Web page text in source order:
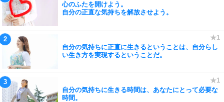
心のふたを開けよう。
自分の正直な気持ちを解放させよう。
自分の気持ちに正直に生きるということは、自分らし
い生き方を実現するということだ。
自分の気持ちに生きる時間は、あなたにとって必要な
時間。